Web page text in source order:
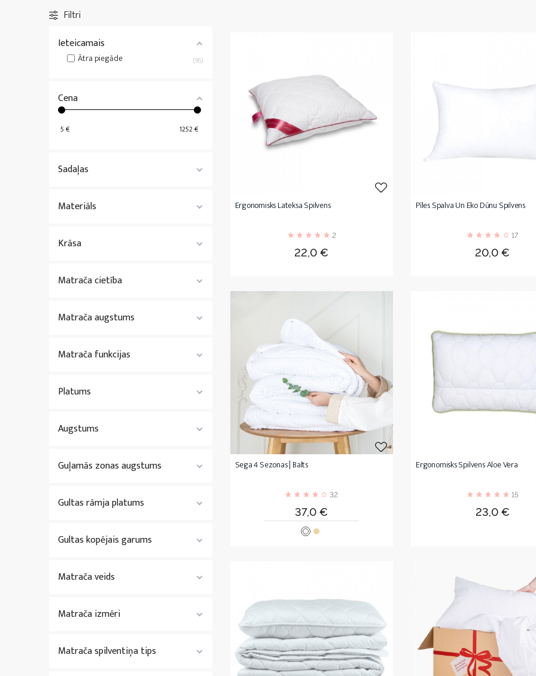
VisiMatrači
Filtri
Ieteicamais
Ātra piegāde 96
Cena
5 € 1252€
Sadaļas
Materiāls
Krāsa
Matrača cietība
Matrača augstums
Matrača funkcijas
Platums
Augstums
Guļamās zonas augstums
Gultas rāmja platums
Gultas kopējais garums
Matrača veids
Matrača izmēri
Matrača spilventiņa tips
Ergonomisks Lateksa Spilvens
2
Cena
22,0 €
Pīles Spalva Un Eko Dūnu Spilvens
17
Cena
20,0 €
Sega 4 Sezonas | Balts
32
Cena
37,0 €
Ergonomisks Spilvens Aloe Vera
15
Cena
23,0 €